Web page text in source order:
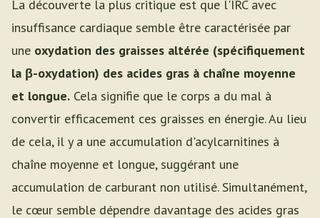
La découverte la plus critique est que l'IRC avec
insuffisance cardiaque semble être caractérisée par
une oxydation des graisses altérée (spécifiquement
la β-oxydation) des acides gras à chaîne moyenne
et longue. Cela signifie que le corps a du mal à
convertir efficacement ces graisses en énergie. Au lieu
de cela, il y a une accumulation d'acylcarnitines à
chaîne moyenne et longue, suggérant une
accumulation de carburant non utilisé. Simultanément,
le cœur semble dépendre davantage des acides gras